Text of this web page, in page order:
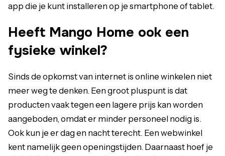
app die je kunt installeren op je smartphone of tablet.
Heeft Mango Home ook een
fysieke winkel?
Sinds de opkomst van internet is online winkelen niet
meer weg te denken. Een groot pluspunt is dat
producten vaak tegen een lagere prijs kan worden
aangeboden, omdat er minder personeel nodig is.
Ook kun je er dag en nacht terecht. Een webwinkel
kent namelijk geen openingstijden. Daarnaast hoef je